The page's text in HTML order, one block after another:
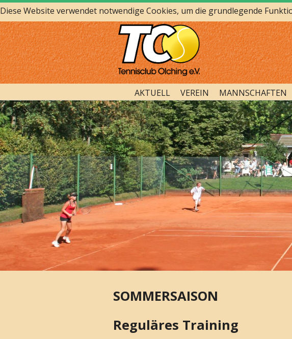
Diese Website verwendet notwendige Cookies, um die grundlegende
AKTUELL VEREIN MANNSCHAFTEN
SOMMERSAISON
Reguläres Training